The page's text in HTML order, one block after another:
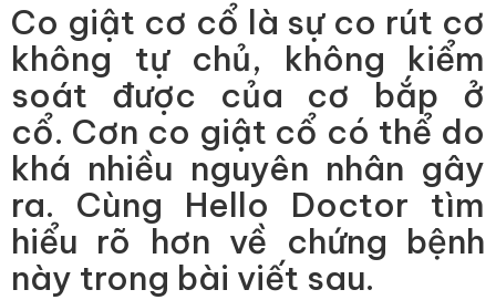
Co giật cơ cổ là sự co rút cơ
không tự chủ, không kiểm
soát được của cơ bắp ở
cổ. Cơn co giật cổ có thể do
khá nhiều nguyên nhân gây
ra. Cùng Hello Doctor tìm
hiểu rõ hơn về chứng bệnh
này trong bài viết sau.